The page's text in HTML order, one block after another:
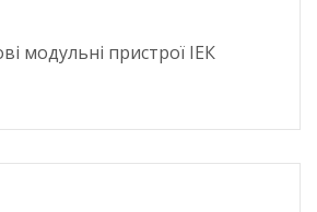
модульні пристрої ІЕК